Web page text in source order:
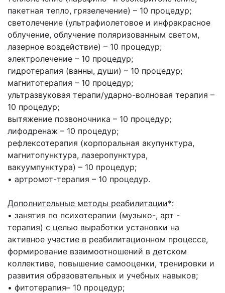
пакетная тепло, грязелечение) – 10 процедур;
светолечение (ультрафиолетовое и инфракрасное
облучение, облучение поляризованным светом,
лазерное воздействие) – 10 процедур;
электролечение – 10 процедур;
гидротерапия (ванны, души) – 10 процедур;
магнитотерапия – 10 процедур;
ультразвуковая терапи/ударно-волновая терапия –
10 процедур;
вытяжение позвоночника – 10 процедур;
лифодренаж – 10 процедур;
рефлексотерапия (корпоральная акупунктура,
магнитопунктура, лазеропунктура,
вакуумпунктура) – 10 процедур;
• артромот-терапия – 10 процедур.
Дополнительные методы реабилитации*:
• занятия по психотерапии (музыко-, арт -
терапия) с целью выработки установки на
активное участие в реабилитационном процессе,
формирование взаимоотношений в детском
коллективе, повышение самооценки, тренировки и
развития образовательных и учебных навыков;
• фитотерапия– 10 процедур;